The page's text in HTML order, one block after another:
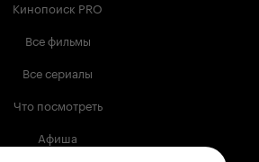
Кинопоиск PRO
Все фильмы
Все сериалы
Что посмотреть
Афиша